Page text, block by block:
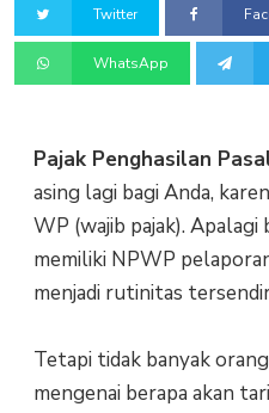
Twitter
WhatsApp
Pajak Penghasilan
asing lagi bagi Anda,
WP (wajib pajak). Apalagi
memiliki NPWP
menjadi rutinitas
Tetapi tidak banyak
mengenai berapa akan